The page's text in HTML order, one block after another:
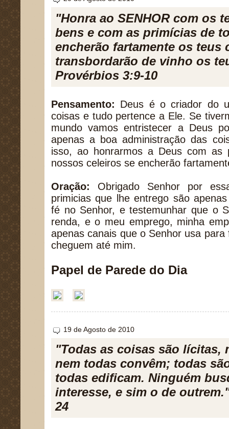
"Honra ao SENHOR com os
bens e com as primícias de
encherão fartamente os teus
transbordarão de vinho os
Provérbios 3:9-10
Pensamento: Deus é o criador do
coisas e tudo pertence a Ele. Se
mundo vamos entristecer a Deus
apenas a boa administração das
isso, ao honrarmos a Deus com as
nossos celeiros se encherão
Oração: Obrigado Senhor por
primicias que lhe entrego são
fé no Senhor, e testemunhar que o
renda, e o meu emprego, minha
apenas canais que o Senhor usa
cheguem até mim.
Papel de Parede do Dia
19 de Agosto de 2010
"Todas as coisas são lícitas,
nem todas convêm; todas
todas edificam. Ninguém
interesse, e sim o de
24